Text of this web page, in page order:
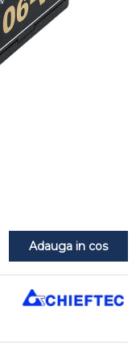
Adauga in cos